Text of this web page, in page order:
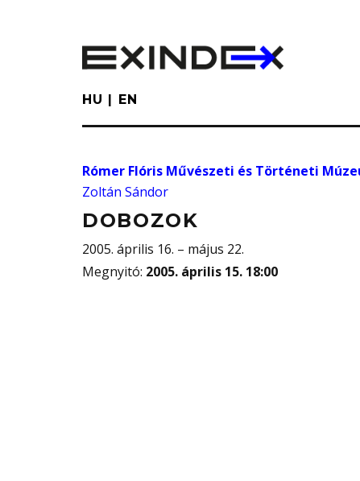
HU EN
Rómer Flóris Művészeti és Történeti
Zoltán Sándor
DOBOZOK
2005. április 16. – május 22.
Megnyitó: 2005. április 15. 18:00